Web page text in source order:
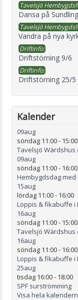
Tavelsjö
Dansa på
Tavelsjö
Vandra på nya
Driftinfo:
Driftstörning 9/6
Driftinfo:
Driftstörning 25/5
Kalender
09aug
söndag 11:00- 15:00
Tavelsjö
09aug
söndag 11:00- 16:00
Hembygdsdag med
15aug
lördag 11:00- 16:00
Loppis & fikabuffe i
16aug
söndag 11:00- 15:00
Tavelsjö
16aug
söndag 11:00- 16:00
Loppis & fikabuffe i
25aug
tisdag 16:00- 18:00
SPF surströmming
Visa hela kalendern